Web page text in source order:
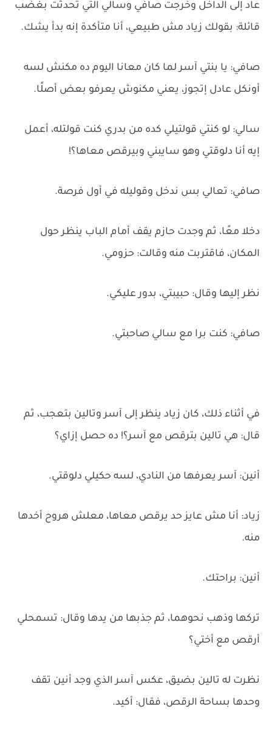
عاد إلى الداخل وخرجت صافي وسالي التي تحدثت بغضب
قائلة: بقولك زياد مش طبيعي، أنا متأكدة إنه بدأ يشك.
صافي: يا بنتي آسر لما كان معانا اليوم ده مكنش لسه
أونكل عادل إتجوز، يعني مكنوش يعرفو بعض أصلًا.
سالي: لو كنتي قولتيلي كده من بدري كنت قولتله، أعمل
إيه أنا دلوقتي وهو سايبني وبيرقص معاها؟!
صافي: تعالي بس ندخل وقوليله في أول فرصة.
دخلا معًا، ثم وجدت حازم يقف أمام الباب ينظر حول
المكان، فاقتربت منه وقالت: حزومي.
نظر إليها وقال: حبيبتي، بدور عليكي.
صافي: كنت برا مع سالي صاحبتي.
في أثناء ذلك، كان زياد ينظر إلى آسر وتالين بتعجب، ثم
قال: هي تالين بترقص مع آسر؟! ده حصل إزاي؟
أنين: آسر يعرفها من النادي، لسه حكيلي دلوقتي.
زياد: أنا مش عايز حد يرقص معاها، معلش هروح أخدها
منه.
أنين: براحتك.
تركها وذهب نحوهما، ثم جذبها من يدها وقال: تسمحلي
أرقص مع أختي؟
نظرت له تالين بضيق، عكس آسر الذي وجد أنين تقف
وحدها بساحة الرقص، فقال: أكيد.